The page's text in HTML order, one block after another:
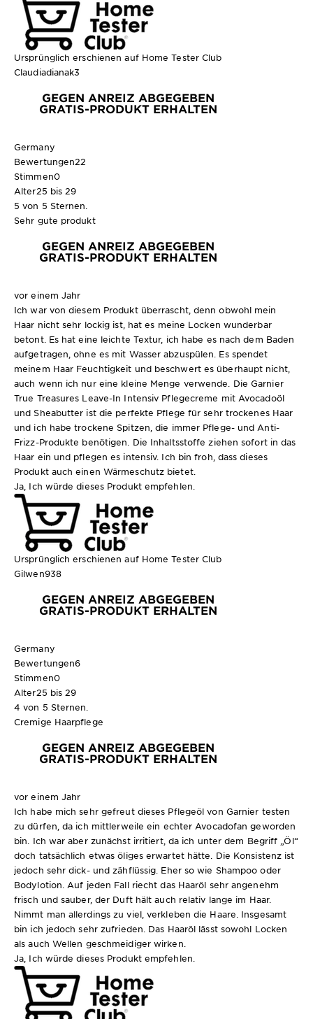
Ursprünglich erschienen auf Home Tester Club
Claudiadianak3
GEGEN ANREIZ ABGEGEBEN
GRATIS-PRODUKT ERHALTEN
Germany
Bewertungen22
Stimmen0
Alter25 bis 29
5 von 5 Sternen.
Sehr gute produkt
GEGEN ANREIZ ABGEGEBEN
GRATIS-PRODUKT ERHALTEN
vor einem Jahr
Ich war von diesem Produkt überrascht, denn obwohl mein
Haar nicht sehr lockig ist, hat es meine Locken wunderbar
betont. Es hat eine leichte Textur, ich habe es nach dem Baden
aufgetragen, ohne es mit Wasser abzuspülen. Es spendet
meinem Haar Feuchtigkeit und beschwert es überhaupt nicht,
auch wenn ich nur eine kleine Menge verwende. Die Garnier
True Treasures Leave-In Intensiv Pflegecreme mit Avocadoöl
und Sheabutter ist die perfekte Pflege für sehr trockenes Haar
und ich habe trockene Spitzen, die immer Pflege- und Anti-
Frizz-Produkte benötigen. Die Inhaltsstoffe ziehen sofort in das
Haar ein und pflegen es intensiv. Ich bin froh, dass dieses
Produkt auch einen Wärmeschutz bietet.
Ja, Ich würde dieses Produkt empfehlen.
Ursprünglich erschienen auf Home Tester Club
Gilwen938
GEGEN ANREIZ ABGEGEBEN
GRATIS-PRODUKT ERHALTEN
Germany
Bewertungen6
Stimmen0
Alter25 bis 29
4 von 5 Sternen.
Cremige Haarpflege
GEGEN ANREIZ ABGEGEBEN
GRATIS-PRODUKT ERHALTEN
vor einem Jahr
Ich habe mich sehr gefreut dieses Pflegeöl von Garnier testen
zu dürfen, da ich mittlerweile ein echter Avocadofan geworden
bin. Ich war aber zunächst irritiert, da ich unter dem Begriff „Öl“
doch tatsächlich etwas öliges erwartet hätte. Die Konsistenz ist
jedoch sehr dick- und zähflüssig. Eher so wie Shampoo oder
Bodylotion. Auf jeden Fall riecht das Haaröl sehr angenehm
frisch und sauber, der Duft hält auch relativ lange im Haar.
Nimmt man allerdings zu viel, verkleben die Haare. Insgesamt
bin ich jedoch sehr zufrieden. Das Haaröl lässt sowohl Locken
als auch Wellen geschmeidiger wirken.
Ja, Ich würde dieses Produkt empfehlen.